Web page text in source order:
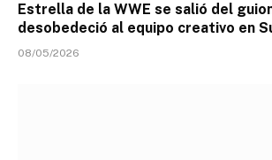
Estrella de la WWE se salió del
desobedeció al equipo creativo en
08/05/2026